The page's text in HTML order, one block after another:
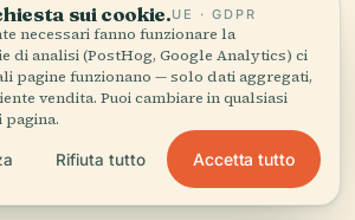
storia completa nell'app
sui cookie.UE · GDPR
necessari fanno funzionare la
di analisi (PostHog, Google Analytics) ci
pagine funzionano — solo dati aggregati,
vendita. Puoi cambiare in qualsiasi
Rifiuta tutto Accetta tutto